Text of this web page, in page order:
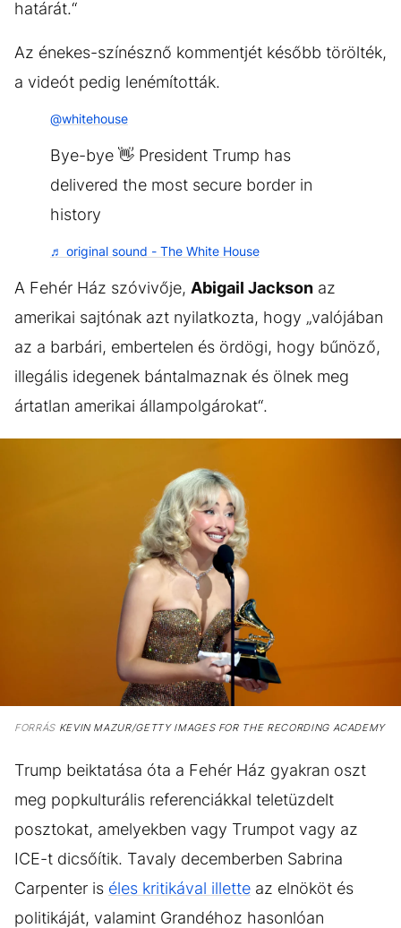
határát.“
Az énekes-színésznő kommentjét később törölték,
a videót pedig lenémították.
@whitehouse
Bye-bye 👋 President Trump has
delivered the most secure border in
history
♬ original sound - The White House
A Fehér Ház szóvivője, Abigail Jackson az
amerikai sajtónak azt nyilatkozta, hogy „valójában
az a barbári, embertelen és ördögi, hogy bűnöző,
illegális idegenek bántalmaznak és ölnek meg
ártatlan amerikai állampolgárokat“.
FORRÁSKEVIN MAZUR/GETTY IMAGES FOR THE RECORDING ACADEMY
Trump beiktatása óta a Fehér Ház gyakran oszt
meg popkulturális referenciákkal teletüzdelt
posztokat, amelyekben vagy Trumpot vagy az
ICE-t dicsőítik. Tavaly decemberben Sabrina
Carpenter is éles kritikával illette az elnököt és
politikáját, valamint Grandéhoz hasonlóan